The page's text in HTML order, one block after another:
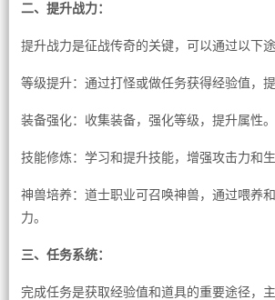
二、提升战力：
提升战力是征战传奇的关键，可以通过以下途
等级提升：通过打怪或做任务获得经验值，提
装备强化：收集装备，强化等级，提升属性。
技能修炼：学习和提升技能，增强攻击力和生
神兽培养：道士职业可召唤神兽，通过喂养
力。
三、任务系统：
完成任务是获取经验值和道具的重要途径，主